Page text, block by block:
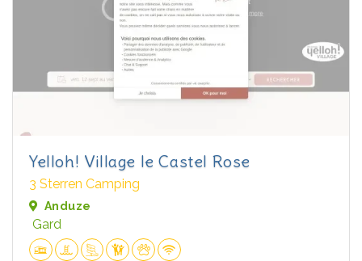
Yelloh! Village le Castel Rose
3 Sterren Camping
Anduze
Gard